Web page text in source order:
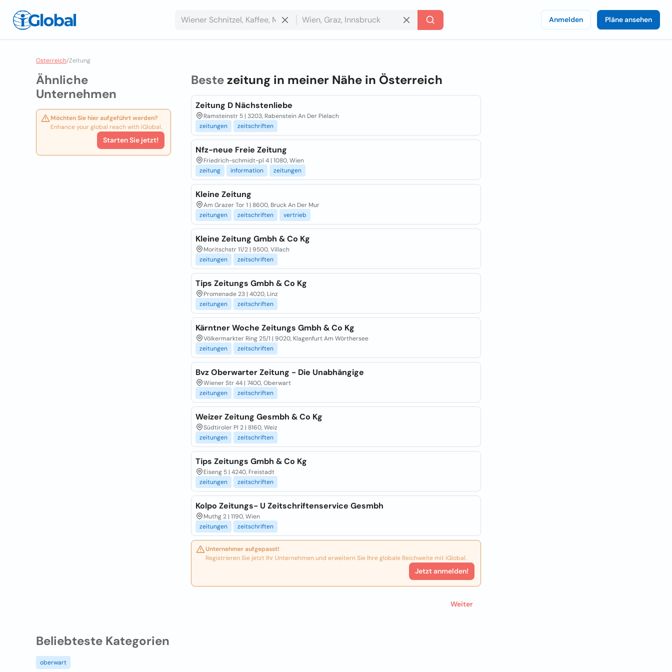
Anmelden Pläne ansehen
Osterreich/Zeitung
Ähnliche
Unternehmen
Möchten Sie hier aufgeführt werden?
Enhance your global reach with iGlobal.
Starten Sie jetzt!
Bestezeitung in meiner Nähe in Österreich
Zeitung D Nächstenliebe
Ramsteinstr 5 | 3203, Rabenstein An Der Pielach
zeitungen
zeitschriften
Nfz-neue Freie Zeitung
Friedrich-schmidt-pl 4 | 1080, Wien
zeitung
information zeitungen
Kleine Zeitung
Am Grazer Tor 1 | 8600, Bruck An Der Mur
zeitungen
zeitschriften vertrieb
Kleine Zeitung Gmbh & Co Kg
Moritschstr 11/2 | 9500, Villach
zeitungen
zeitschriften
Tips Zeitungs Gmbh & Co Kg
Promenade 23 | 4020, Linz
zeitungen
zeitschriften
Kärntner Woche Zeitungs Gmbh & Co Kg
Völkermarkter Ring 25/1 | 9020, Klagenfurt Am Wörthersee
zeitungen
zeitschriften
Bvz Oberwarter Zeitung - Die Unabhängige
Wiener Str 44 | 7400, Oberwart
zeitungen
zeitschriften
Weizer Zeitung Gesmbh & Co Kg
Südtiroler Pl 2 | 8160, Weiz
zeitungen
zeitschriften
Tips Zeitungs Gmbh & Co Kg
Eiseng 5 | 4240, Freistadt
zeitungen
zeitschriften
Kolpo Zeitungs- U Zeitschriftenservice Gesmbh
Muthg 2 | 1190, Wien
zeitungen
zeitschriften
Unternehmer aufgepasst!
Registrieren Sie jetzt Ihr Unternehmen und erweitern Sie Ihre globale Reichweite mit iGlobal.
Jetzt anmelden!
Weiter
Beliebteste Kategorien
oberwart